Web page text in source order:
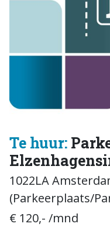
Te huur:
1022LA
(Parkeerplaats/
€ 120,- /mnd